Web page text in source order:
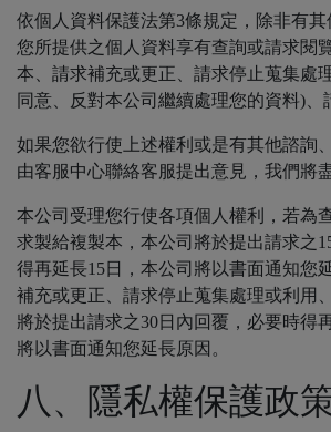
依個人資料保護法第3條規定，除非有
您所提供之個人資料享有查詢或請求閱
本、請求補充或更正、請求停止蒐集處
同意、反對本公司繼續處理您的資料)、
如果您欲行使上述權利或是有其他諮詢
由客服中心聯絡客服提出意見，我們將
本公司受理您行使各項個人權利，若為
求製給複製本，本公司將於提出請求之
得再延長15日，本公司將以書面通知您
補充或更正、請求停止蒐集處理或利用
將於提出請求之30日內回覆，必要時得
將以書面通知您延長原因。
八、隱私權保護政